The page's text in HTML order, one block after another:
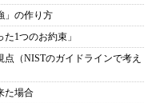
」の作り方
1つのお約束」
（NISTのガイドラインで考え
た場合